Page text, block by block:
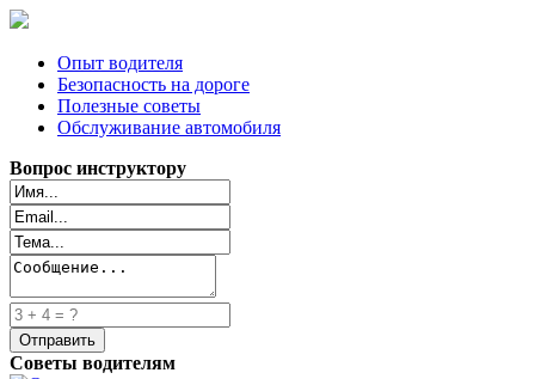
Опыт водителя
Безопасность на дороге
Полезные советы
Обслуживание автомобиля
Вопрос инструктору
Советы водителям